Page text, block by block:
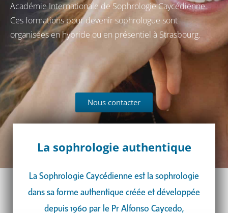
Académie Internationale de Sophrologie Caycédienne.
Ces formations pour devenir sophrologue sont
organisées en hybride ou en présentiel à Strasbourg.
Nous contacter
La sophrologie authentique
La Sophrologie Caycédienne est la sophrologie
dans sa forme authentique créée et développée
depuis 1960 par le Pr Alfonso Caycedo,